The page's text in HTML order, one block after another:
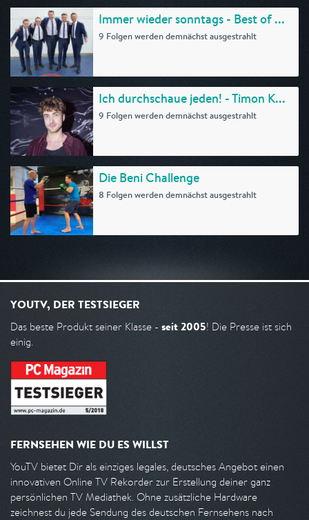
Immer wieder sonntags - Best of ...
9 Folgen werden demnächst ausgestrahlt
Ich durchschaue jeden! - Timon K...
9 Folgen werden demnächst ausgestrahlt
Die Beni Challenge
8 Folgen werden demnächst ausgestrahlt
YOUTV, DER TESTSIEGER
Das beste Produkt seiner Klasse - seit 2005! Die Presse ist sich
einig.
FERNSEHEN WIE DU ES WILLST
YouTV bietet Dir als einziges legales, deutsches Angebot einen
innovativen Online TV Rekorder zur Erstellung deiner ganz
persönlichen TV Mediathek. Ohne zusätzliche Hardware
zeichnest du jede Sendung des deutschen Fernsehens nach